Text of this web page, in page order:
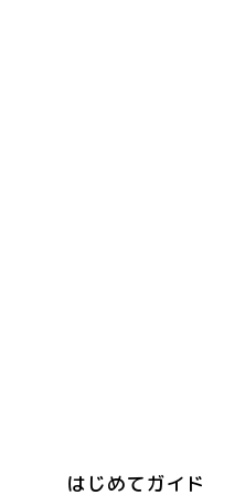
はじめてガイド